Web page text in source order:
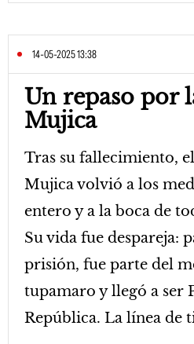
14-05-2025 13:38
Un repaso por
Mujica
Tras su fallecimiento,
Mujica volvió a los
entero y a la boca de
Su vida fue despareja:
prisión, fue parte del
tupamaro y llegó a ser
República. La línea de